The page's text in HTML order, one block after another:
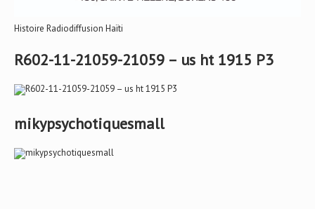
Histoire Radiodiffusion Haïti
R602-11-21059-21059 – us ht 1915 P3
mikypsychotiquesmall